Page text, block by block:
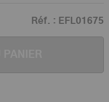
Réf. : EFL01675